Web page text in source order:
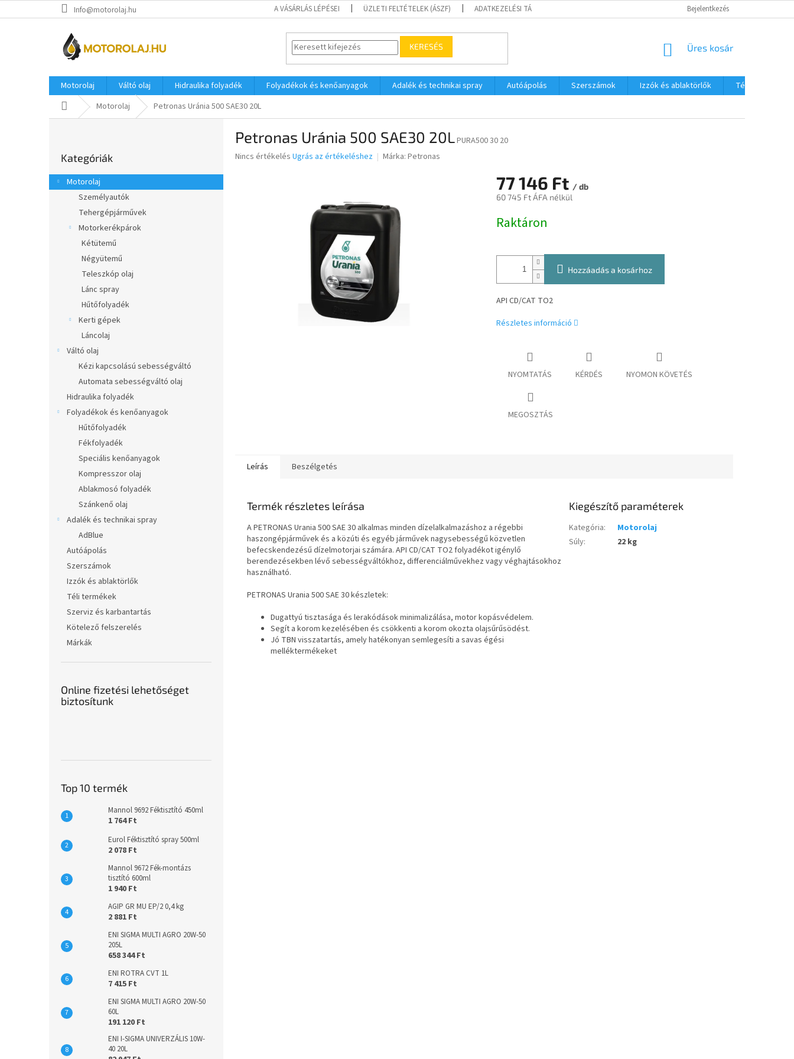
a
Info@motorolaj.hu A VÁSÁRLÁS LÉPÉSEI ÜZLETI FELTÉTELEK (ÁSZF) ADATKEZELÉSI TÁJÉKOZTATÓ Bejelentkezés
KERESÉS KOSÁR
Üres kosár
Motorolaj Váltó olaj Hidraulika folyadék Folyadékok és kenőanyagok Adalék és technikai spray Autóápolás Szerszámok Izzók és ablaktörlők
Téli termékek
KezdőlapMotorolaj Petronas Uránia 500 SAE30 20L
l
s
átugrása
Kategóriák
Motorolaj
Személyautók
Tehergépjárművek
Motorkerékpárok
Kétütemű
Négyütemű
Teleszkóp olaj
Lánc spray
Hűtőfolyadék
Kerti gépek
Láncolaj
Váltó olaj
Kézi kapcsolású sebességváltó
Automata sebességváltó olaj
Hidraulika folyadék
Folyadékok és kenőanyagok
Hűtőfolyadék
Fékfolyadék
Speciális kenőanyagok
Kompresszor olaj
Ablakmosó folyadék
Szánkenő olaj
Adalék és technikai spray
AdBlue
Autóápolás
Szerszámok
Izzók és ablaktörlők
Téli termékek
Szerviz és karbantartás
Kötelező felszerelés
Márkák
Online fizetési lehetőséget
biztosítunk
Top 10 termék
Mannol 9692 Féktisztító 450ml
1 764 Ft
Eurol Féktisztító spray 500ml
2 078 Ft
Mannol 9672 Fék-montázs
tisztító 600ml
1 940 Ft
AGIP GR MU EP/2 0,4 kg
2 881 Ft
ENI SIGMA MULTI AGRO 20W-50
205L
658 344 Ft
ENI ROTRA CVT 1L
7 415 Ft
ENI SIGMA MULTI AGRO 20W-50
60L
191 120 Ft
ENI I-SIGMA UNIVERZÁLIS 10W-
40 20L
Petronas Uránia 500 SAE30 20LPURA500 30 20
A
Nincs értékelés Ugrás az értékeléshez Márka: Petronas
77 146 Ft / db
60 745 Ft ÁFA nélkül
Raktáron
Hozzáadás a kosárhoz
API CD/CAT TO2
Részletes információ
NYOMTATÁS KÉRDÉS NYOMON KÖVETÉS
MEGOSZTÁS
Leírás Beszélgetés
Termék részletes leírása
A PETRONAS Urania 500 SAE 30 alkalmas minden dízelalkalmazáshoz a régebbi
haszongépjárművek és a közúti és egyéb járművek nagysebességű közvetlen
befecskendezésű dízelmotorjai számára. API CD/CAT TO2 folyadékot igénylő
berendezésekben lévő sebességváltókhoz, differenciálművekhez vagy véghajtásokhoz
használható.
PETRONAS Urania 500 SAE 30 készletek:
Dugattyú tisztasága és lerakódások minimalizálása, motor kopásvédelem.
Segít a korom kezelésében és csökkenti a korom okozta olajsűrűsödést.
Jó TBN visszatartás, amely hatékonyan semlegesíti a savas égési
melléktermékeket
Kiegészítő paraméterek
Kategória:
Motorolaj
Súly: 22 kg